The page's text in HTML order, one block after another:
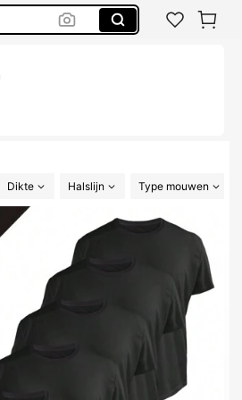
Dikte Halslijn Type mouwen